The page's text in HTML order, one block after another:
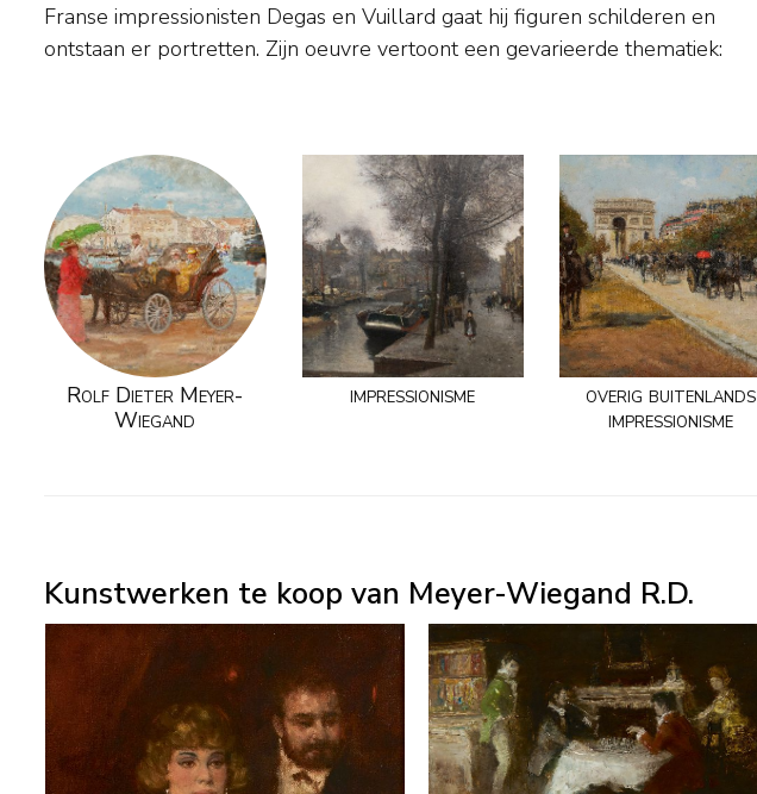
Franse impressionisten Degas en Vuillard gaat hij figuren schilderen en
ontstaan er portretten. Zijn oeuvre vertoont een gevarieerde thematiek:
verbleef hij in Holland (rond 1935), België, Frankrijk, Zwitserland, Italië,
Rolf Dieter Meyer-
Wiegand
impressionisme
overig buitenlands
impressionisme
Kunstwerken te koop van Meyer-Wiegand R.D.